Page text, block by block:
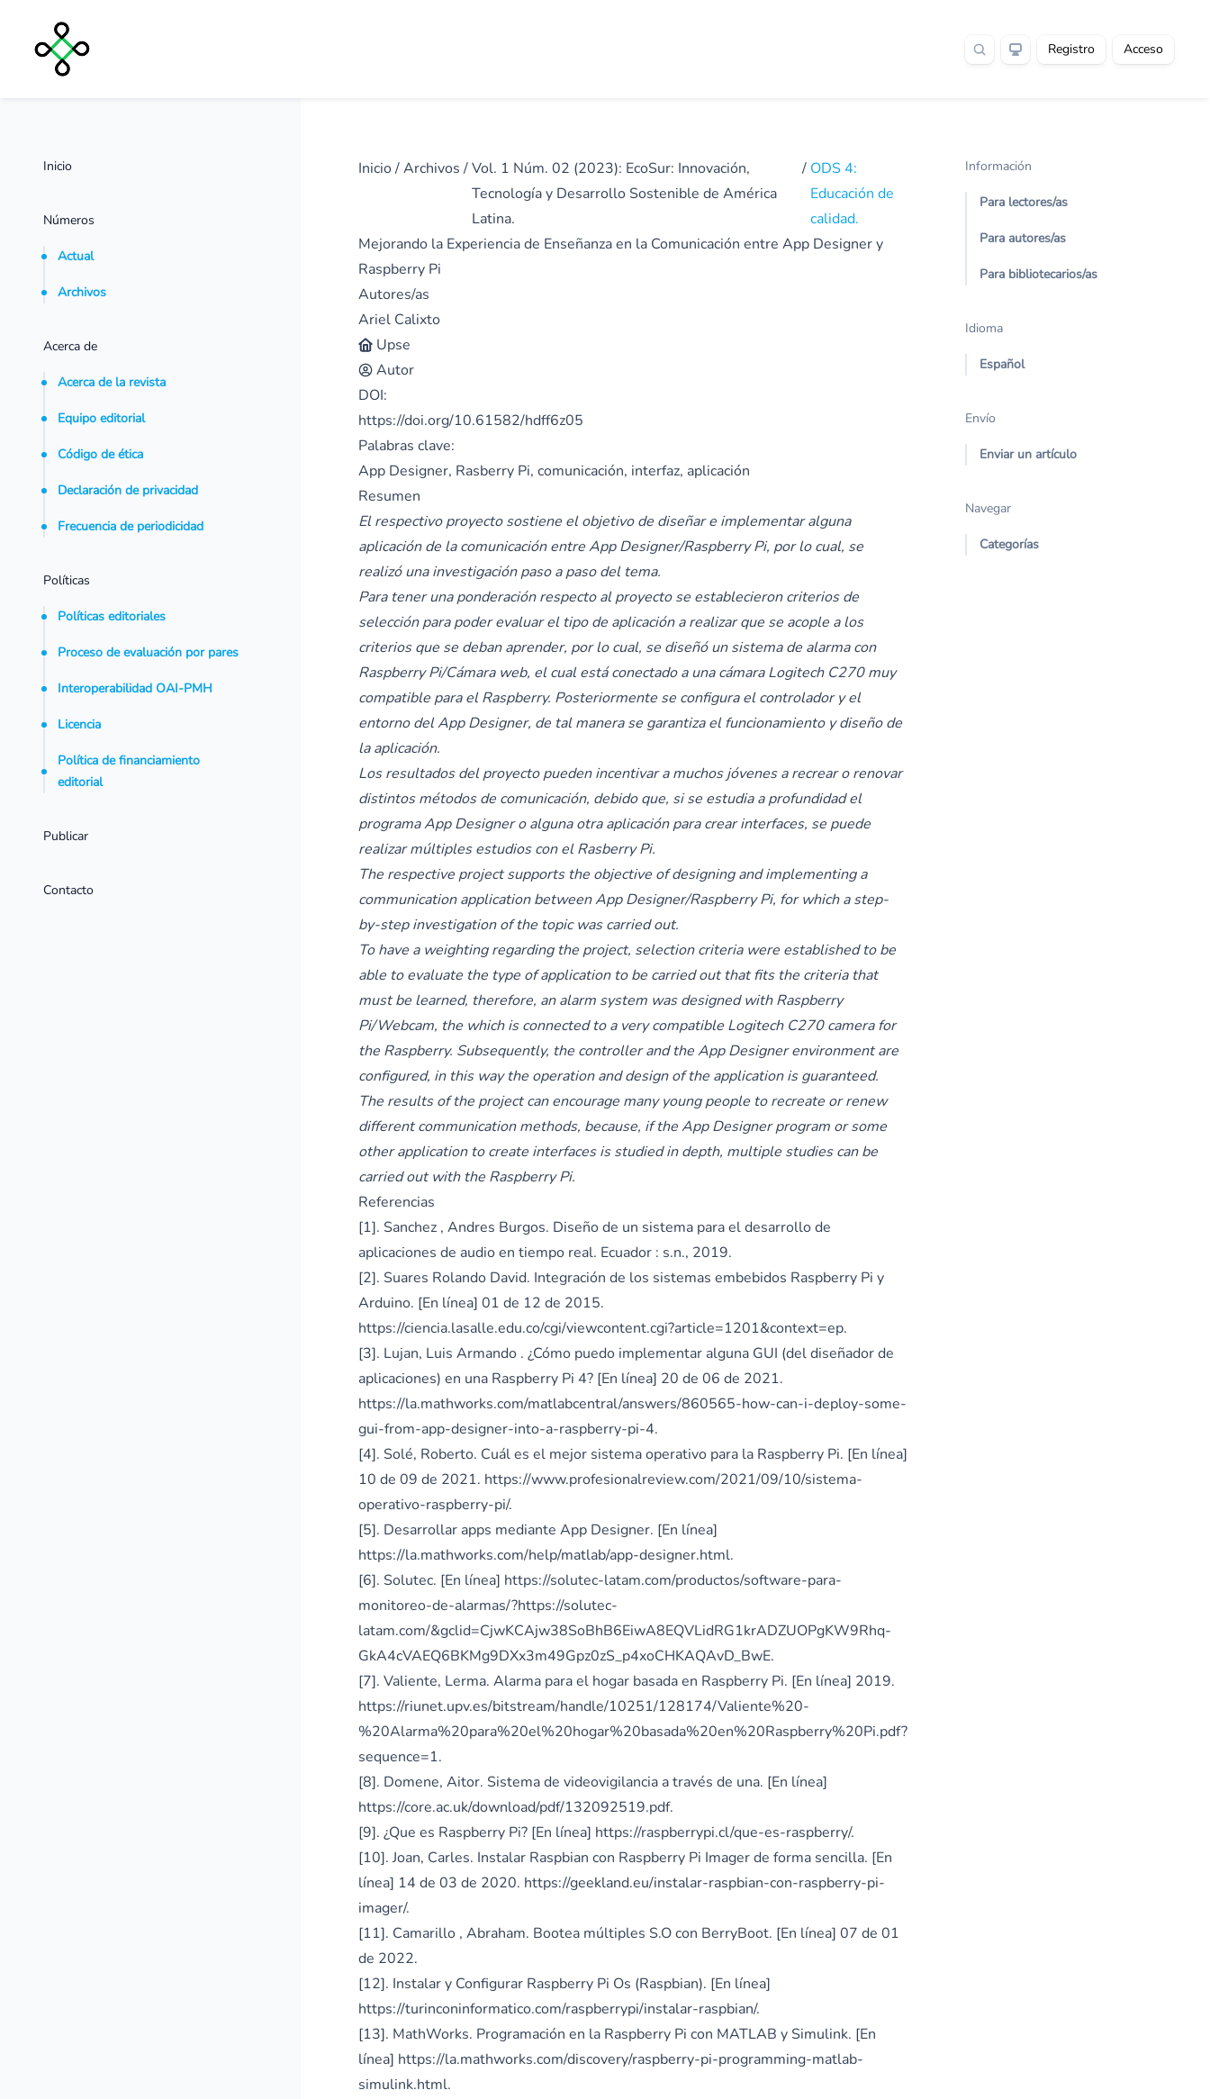
Registro Acceso
Inicio
Números
Actual
Archivos
Acerca de
Acerca de la revista
Equipo editorial
Código de ética
Declaración de privacidad
Frecuencia de periodicidad
Políticas
Políticas editoriales
Proceso de evaluación por pares
Interoperabilidad OAI-PMH
Licencia
Política de financiamiento
editorial
Publicar
Contacto
Inicio/Archivos /Vol. 1 Núm. 02 (2023): EcoSur: Innovación,
Tecnología y Desarrollo Sostenible de América
Latina.
/ ODS 4:
Educación de
calidad.
Mejorando la Experiencia de Enseñanza en la Comunicación entre App Designer y
Raspberry Pi
Autores/as
Ariel Calixto
Upse
Autor
DOI:
https://doi.org/10.61582/hdff6z05
Palabras clave:
App Designer, Rasberry Pi, comunicación, interfaz, aplicación
Resumen
El respectivo proyecto sostiene el objetivo de diseñar e implementar alguna
aplicación de la comunicación entre App Designer/Raspberry Pi, por lo cual, se
realizó una investigación paso a paso del tema.
Para tener una ponderación respecto al proyecto se establecieron criterios de
selección para poder evaluar el tipo de aplicación a realizar que se acople a los
criterios que se deban aprender, por lo cual, se diseñó un sistema de alarma con
Raspberry Pi/Cámara web, el cual está conectado a una cámara Logitech C270 muy
compatible para el Raspberry. Posteriormente se configura el controlador y el
entorno del App Designer, de tal manera se garantiza el funcionamiento y diseño de
la aplicación.
Los resultados del proyecto pueden incentivar a muchos jóvenes a recrear o renovar
distintos métodos de comunicación, debido que, si se estudia a profundidad el
programa App Designer o alguna otra aplicación para crear interfaces, se puede
realizar múltiples estudios con el Rasberry Pi.
The respective project supports the objective of designing and implementing a
communication application between App Designer/Raspberry Pi, for which a step-
by-step investigation of the topic was carried out.
To have a weighting regarding the project, selection criteria were established to be
able to evaluate the type of application to be carried out that fits the criteria that
must be learned, therefore, an alarm system was designed with Raspberry
Pi/Webcam, the which is connected to a very compatible Logitech C270 camera for
the Raspberry. Subsequently, the controller and the App Designer environment are
configured, in this way the operation and design of the application is guaranteed.
The results of the project can encourage many young people to recreate or renew
different communication methods, because, if the App Designer program or some
other application to create interfaces is studied in depth, multiple studies can be
carried out with the Raspberry Pi.
Referencias
[1]. Sanchez , Andres Burgos. Diseño de un sistema para el desarrollo de
aplicaciones de audio en tiempo real. Ecuador : s.n., 2019.
[2]. Suares Rolando David. Integración de los sistemas embebidos Raspberry Pi y
Arduino. [En línea] 01 de 12 de 2015.
https://ciencia.lasalle.edu.co/cgi/viewcontent.cgi?article=1201&context=ep.
[3]. Lujan, Luis Armando . ¿Cómo puedo implementar alguna GUI (del diseñador de
aplicaciones) en una Raspberry Pi 4? [En línea] 20 de 06 de 2021.
https://la.mathworks.com/matlabcentral/answers/860565-how-can-i-deploy-some-
gui-from-app-designer-into-a-raspberry-pi-4.
[4]. Solé, Roberto. Cuál es el mejor sistema operativo para la Raspberry Pi. [En línea]
10 de 09 de 2021. https://www.profesionalreview.com/2021/09/10/sistema-
operativo-raspberry-pi/.
[5]. Desarrollar apps mediante App Designer. [En línea]
https://la.mathworks.com/help/matlab/app-designer.html.
[6]. Solutec. [En línea] https://solutec-latam.com/productos/software-para-
monitoreo-de-alarmas/?https://solutec-
latam.com/&gclid=CjwKCAjw38SoBhB6EiwA8EQVLidRG1krADZUOPgKW9Rhq-
GkA4cVAEQ6BKMg9DXx3m49Gpz0zS_p4xoCHKAQAvD_BwE.
[7]. Valiente, Lerma. Alarma para el hogar basada en Raspberry Pi. [En línea] 2019.
https://riunet.upv.es/bitstream/handle/10251/128174/Valiente%20-
%20Alarma%20para%20el%20hogar%20basada%20en%20Raspberry%20Pi.pdf?
sequence=1.
[8]. Domene, Aitor. Sistema de videovigilancia a través de una. [En línea]
https://core.ac.uk/download/pdf/132092519.pdf.
[9]. ¿Que es Raspberry Pi? [En línea] https://raspberrypi.cl/que-es-raspberry/.
[10]. Joan, Carles. Instalar Raspbian con Raspberry Pi Imager de forma sencilla. [En
línea] 14 de 03 de 2020. https://geekland.eu/instalar-raspbian-con-raspberry-pi-
imager/.
[11]. Camarillo , Abraham. Bootea múltiples S.O con BerryBoot. [En línea] 07 de 01
de 2022.
[12]. Instalar y Configurar Raspberry Pi Os (Raspbian). [En línea]
https://turinconinformatico.com/raspberrypi/instalar-raspbian/.
[13]. MathWorks. Programación en la Raspberry Pi con MATLAB y Simulink. [En
línea] https://la.mathworks.com/discovery/raspberry-pi-programming-matlab-
simulink.html.
Información
Para lectores/as
Para autores/as
Para bibliotecarios/as
Idioma
Español
Envío
Enviar un artículo
Navegar
Categorías